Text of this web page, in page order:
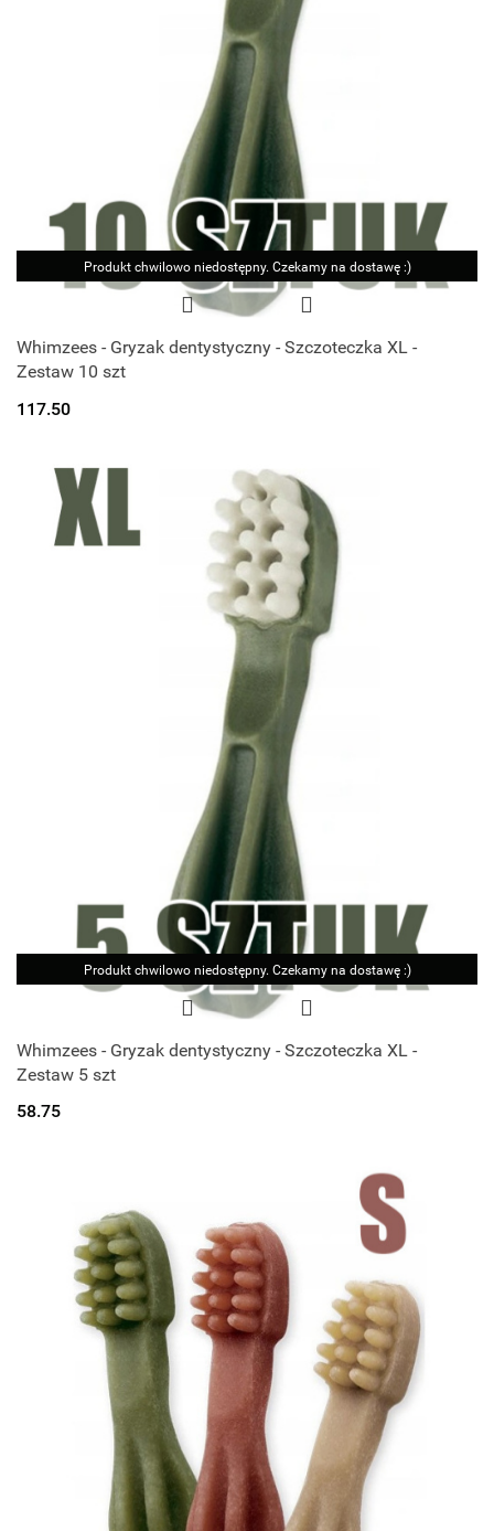
Produkt chwilowo niedostępny. Czekamy na dostawę :)
Whimzees - Gryzak dentystyczny - Szczoteczka XL -
Zestaw 10 szt
117.50
Produkt chwilowo niedostępny. Czekamy na dostawę :)
Whimzees - Gryzak dentystyczny - Szczoteczka XL -
Zestaw 5 szt
58.75